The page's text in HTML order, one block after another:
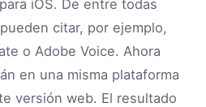
iOS. De entre todas
citar, por ejemplo,
o Adobe Voice. Ahora
en una misma plataforma
versión web. El resultado